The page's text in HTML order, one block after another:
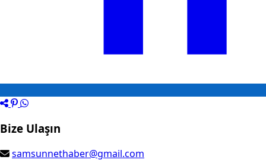
Bize Ulaşın
samsunnethaber@gmail.com